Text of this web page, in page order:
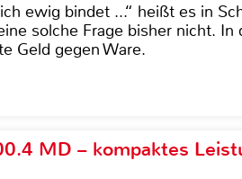
ewig bindet ...“ heißt es in
solche Frage bisher nicht. In
Geld gegen Ware.
MD – kompaktes